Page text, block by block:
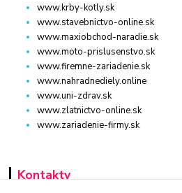
www.krby-kotly.sk
www.stavebnictvo-online.sk
www.maxiobchod-naradie.sk
www.moto-prislusenstvo.sk
www.firemne-zariadenie.sk
www.nahradnediely.online
www.uni-zdrav.sk
www.zlatnictvo-online.sk
www.zariadenie-firmy.sk
Kontakty